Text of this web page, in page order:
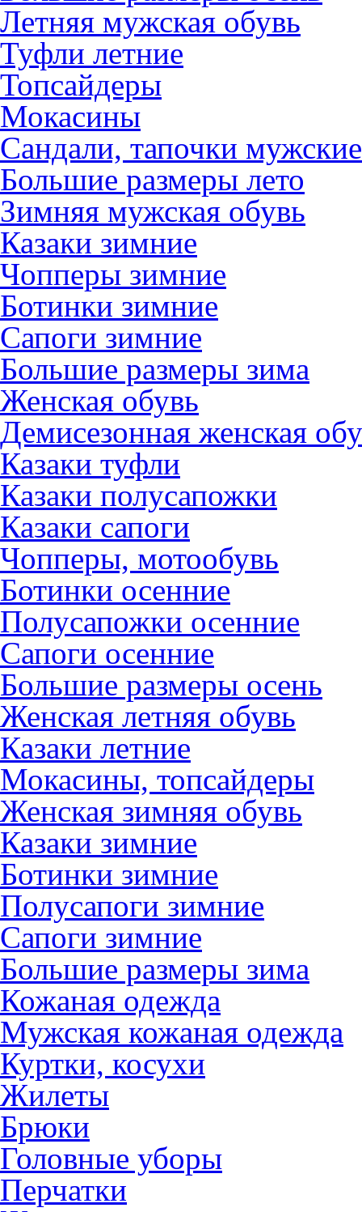
Летняя мужская обувь
Туфли летние
Топсайдеры
Мокасины
Сандали, тапочки мужские
Большие размеры лето
Зимняя мужская обувь
Казаки зимние
Чопперы зимние
Ботинки зимние
Сапоги зимние
Большие размеры зима
Женская обувь
Демисезонная женская
Казаки туфли
Казаки полусапожки
Казаки сапоги
Чопперы, мотообувь
Ботинки осенние
Полусапожки осенние
Сапоги осенние
Большие размеры осень
Женская летняя обувь
Казаки летние
Мокасины, топсайдеры
Женская зимняя обувь
Казаки зимние
Ботинки зимние
Полусапоги зимние
Сапоги зимние
Большие размеры зима
Кожаная одежда
Мужская кожаная одежда
Куртки, косухи
Жилеты
Брюки
Головные уборы
Перчатки